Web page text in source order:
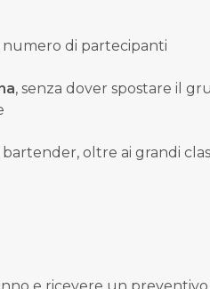
di partecipanti
, senza dover spostare il
oltre ai grandi
e ricevere un preventivo